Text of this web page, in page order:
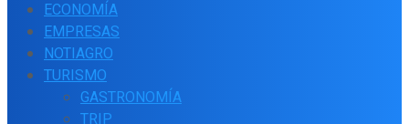
ECONOMÍA
EMPRESAS
NOTIAGRO
TURISMO
GASTRONOMÍA
TRIP